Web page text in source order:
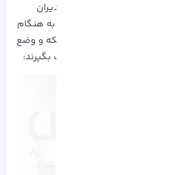
دقیقا چه کمکی خواهد کرد؟ مدیران
کردن سرعت و حجم مصرفی به هنگام
کنترل و نظارت بر منابع شبکه و وضع
مختلف از آن می توانند کمک بگیرند: